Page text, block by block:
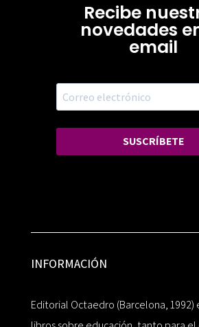
Recibe
novedades
email
SUSCRÍBETE
INFORMACIÓN
Editorial Octaedro (Barcelona, 1992)